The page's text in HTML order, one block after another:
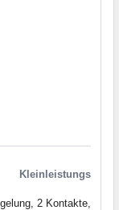
Kleinleistungs
2 Kontakte,